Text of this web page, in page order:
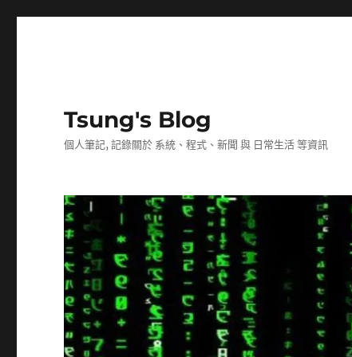
Tsung's Blog
個人筆記, 記錄關於 系統、程式、新聞 與 日常生活 等資訊